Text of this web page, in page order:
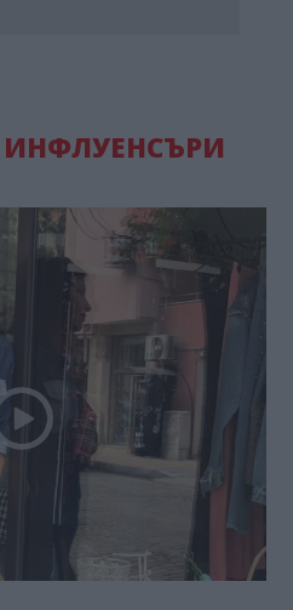
ИНФЛУЕНСЪРИ